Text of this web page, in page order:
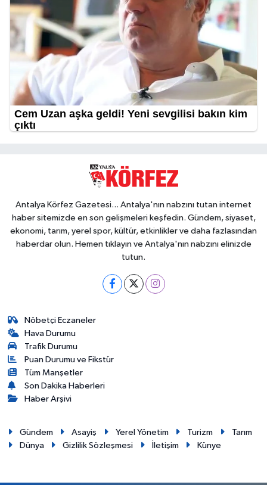
Antalya Körfez Gazetesi... Antalya'nın nabzını tutan internet
haber sitemizde en son gelişmeleri keşfedin. Gündem, siyaset,
ekonomi, tarım, yerel spor, kültür, etkinlikler ve daha fazlasından
haberdar olun. Hemen tıklayın ve Antalya'nın nabzını elinizde
tutun.
Nöbetçi Eczaneler
Hava Durumu
Trafik Durumu
Puan Durumu ve Fikstür
Tüm Manşetler
Son Dakika Haberleri
Haber Arşivi
Gündem Asayiş Yerel Yönetim Turizm
Tarım
Dünya
Gizlilik Sözleşmesi İletişim Künye